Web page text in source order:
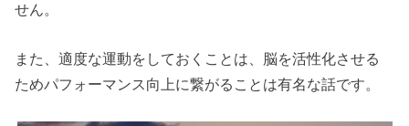
せん。
また、適度な運動をしておくことは、脳を活性化させる
ためパフォーマンス向上に繋がることは有名な話です。